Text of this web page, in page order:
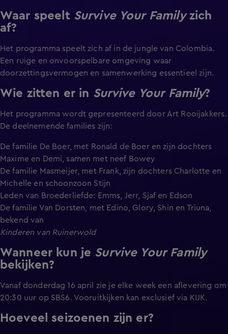
Waar speelt Survive Your Familyzich
af?
Het programma speelt zich af in de jungle van Colombia.
Een ruige en onvoorspelbare omgeving waar
doorzettingsvermogen en samenwerking essentieel zijn.
Wie zitten er in Survive Your Family?
Het programma wordt gepresenteerd door Art Rooijakkers.
De deelnemende families zijn:
De familie De Boer, met Ronald de Boer en zijn dochters
Maxime en Demi, samen met neef Bowey
De familie Masmeijer, met Frank, zijn dochters Charlotte en
Michelle en schoonzoon Stijn
Leden van Broederliefde: Emms, Jerr, Sjaf en Edson
De familie Van Dorsten, met Edino, Glory, Shin en Triuna,
bekend van
Kinderen van Ruinerwold
Wanneer kun je Survive Your Family
bekijken?
Vanaf donderdag 16 april zie je elke week een aflevering om
20:30 uur op SBS6. Vooruitkijken kan exclusief via KIJK.
Hoeveel seizoenen zijn er?